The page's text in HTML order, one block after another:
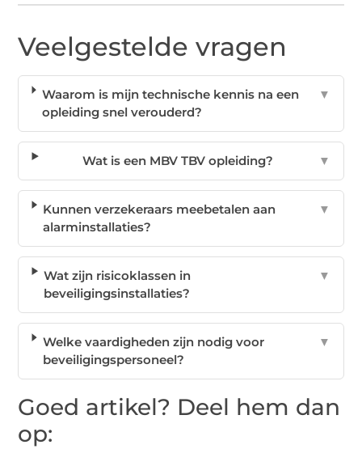
Veelgestelde vragen
Waarom is mijn technische kennis na een
opleiding snel verouderd?
▼
Wat is een MBV TBV opleiding? ▼
Kunnen verzekeraars meebetalen aan
alarminstallaties?
▼
Wat zijn risicoklassen in
beveiligingsinstallaties?
▼
Welke vaardigheden zijn nodig voor
beveiligingspersoneel?
▼
Goed artikel? Deel hem dan
op: